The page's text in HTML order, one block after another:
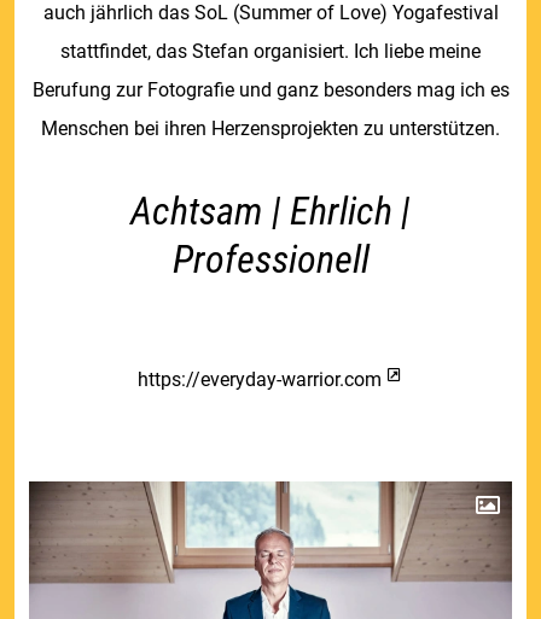
auch jährlich das SoL (Summer of Love) Yogafestival
stattfindet, das Stefan organisiert. Ich liebe meine
Berufung zur Fotografie und ganz besonders mag ich es
Menschen bei ihren Herzensprojekten zu unterstützen.
Achtsam | Ehrlich |
Professionell
https://everyday-warrior.com